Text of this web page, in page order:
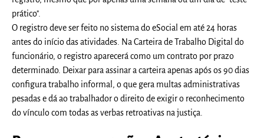
prático".
O registro deve ser feito no sistema do eSocial em até 24 horas
antes do início das atividades. Na Carteira de Trabalho Digital do
funcionário, o registro aparecerá como um contrato por prazo
determinado. Deixar para assinar a carteira apenas após os 90 dias
configura trabalho informal, o que gera multas administrativas
pesadas e dá ao trabalhador o direito de exigir o reconhecimento
do vínculo com todas as verbas retroativas na justiça.